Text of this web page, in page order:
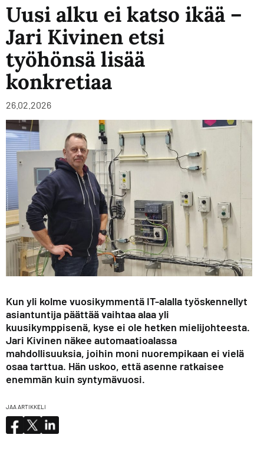
Uusi alku ei katso ikää –
Jari Kivinen etsi
työhönsä lisää
konkretiaa
26.02.2026
Kun yli kolme vuosikymmentä IT-alalla työskennellyt
asiantuntija päättää vaihtaa alaa yli
kuusikymppisenä, kyse ei ole hetken mielijohteesta.
Jari Kivinen näkee automaatioalassa
mahdollisuuksia, joihin moni nuorempikaan ei vielä
osaa tarttua. Hän uskoo, että asenne ratkaisee
enemmän kuin syntymävuosi.
JAA ARTIKKELI